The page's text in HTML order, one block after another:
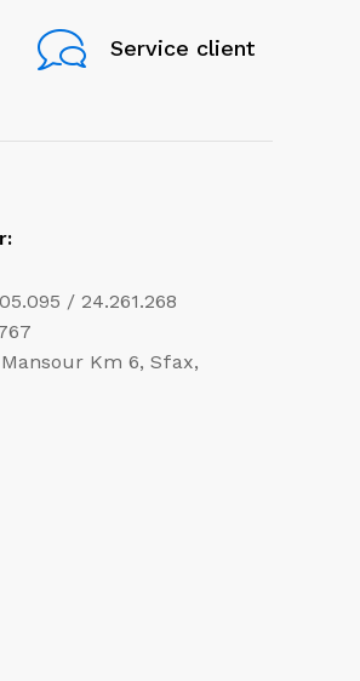
Service client
/ 24.261.268
Km 6, Sfax,